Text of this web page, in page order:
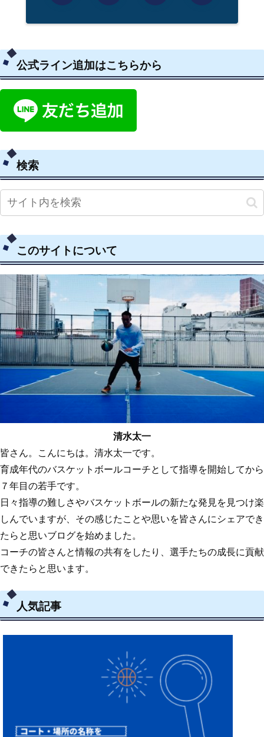
公式ライン追加はこちらから
検索
このサイトについて
清水太一
皆さん。こんにちは。清水太一です。
育成年代のバスケットボールコーチとして指導を開始してから
７年目の若手です。
日々指導の難しさやバスケットボールの新たな発見を見つけ楽
しんでいますが、その感じたことや思いを皆さんにシェアでき
たらと思いブログを始めました。
コーチの皆さんと情報の共有をしたり、選手たちの成長に貢献
できたらと思います。
人気記事